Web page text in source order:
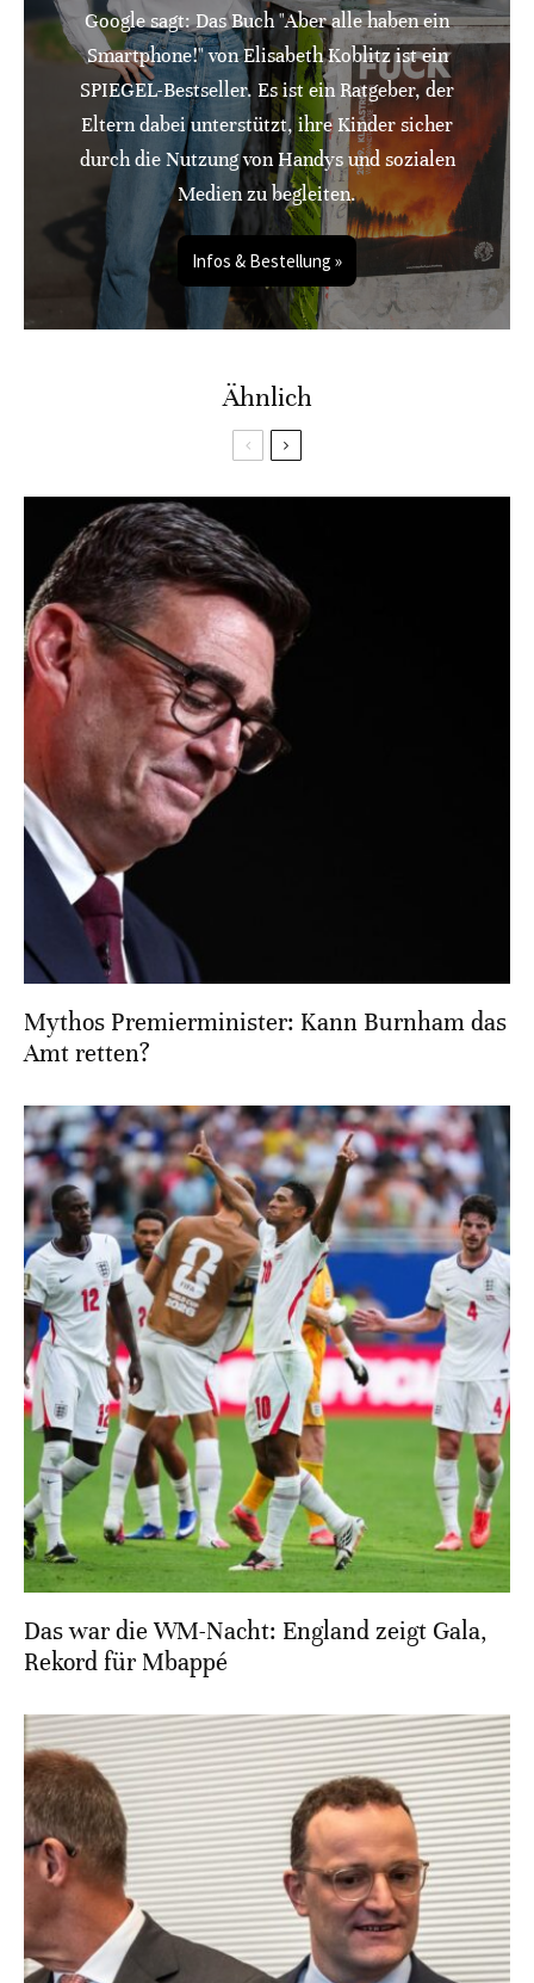
Google sagt: Das Buch "Aber alle haben ein
Smartphone!" von Elisabeth Koblitz ist ein
SPIEGEL-Bestseller. Es ist ein Ratgeber, der
Eltern dabei unterstützt, ihre Kinder sicher
durch die Nutzung von Handys und sozialen
Medien zu begleiten.
Infos & Bestellung »
Ähnlich
Mythos Premierminister: Kann Burnham das
Amt retten?
Das war die WM-Nacht: England zeigt Gala,
Rekord für Mbappé